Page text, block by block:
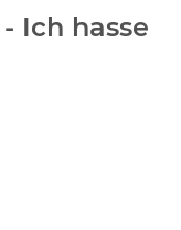
Ich hasse